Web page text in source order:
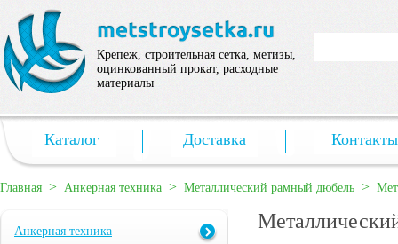
Крепеж, строительная сетка, метизы,
оцинкованный прокат, расходные
материалы
Каталог Доставка Контакты
Главная > Анкерная техника > Металлический рамный дюбель >
Анкерная техника